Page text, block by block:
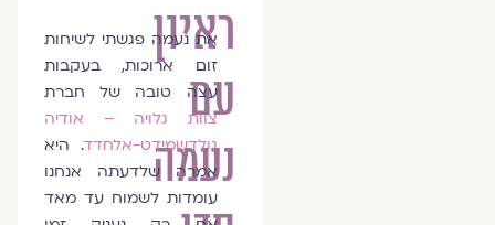
ראיון
עם
נעמה
את נעמה פגשתי לשיחות
זום ארוכות, בעקבות
עצה טובה של חברת
צוות גלויה – אודיה
גולדשמידט-אלחדד. היא
אמרה שלדעתה אנחנו
עומדות לשמוח עד מאד